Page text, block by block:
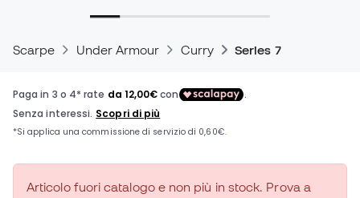
Scarpe Under Armour Curry Series 7
Articolo fuori catalogo e non più in stock. Prova a